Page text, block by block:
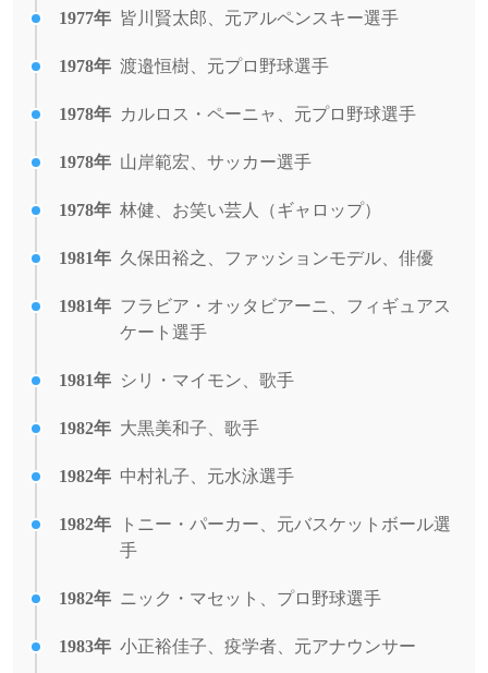
1977年 皆川賢太郎、元アルペンスキー選手
1978年 渡邉恒樹、元プロ野球選手
1978年 カルロス・ペーニャ、元プロ野球選手
1978年 山岸範宏、サッカー選手
1978年 林健、お笑い芸人（ギャロップ）
1981年 久保田裕之、ファッションモデル、俳優
1981年 フラビア・オッタビアーニ、フィギュアス
ケート選手
1981年 シリ・マイモン、歌手
1982年 大黒美和子、歌手
1982年 中村礼子、元水泳選手
1982年
トニー・パーカー、元バスケットボール選
手
1982年 ニック・マセット、プロ野球選手
1983年 小正裕佳子、疫学者、元アナウンサー